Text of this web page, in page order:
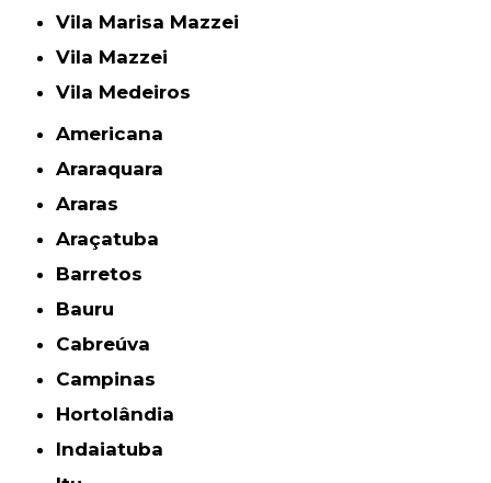
Vila Marisa Mazzei
Vila Mazzei
Vila Medeiros
Americana
Araraquara
Araras
Araçatuba
Barretos
Bauru
Cabreúva
Campinas
Hortolândia
Indaiatuba